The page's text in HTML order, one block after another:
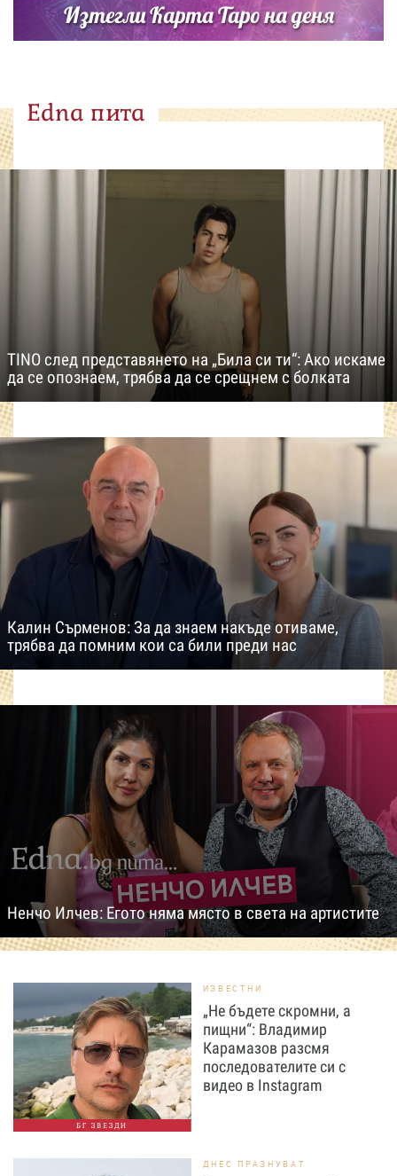
Изтегли Карта Таро на деня
Edna пита
TINO след представянето на „Била си ти“: Ако искаме
да се опознаем, трябва да се срещнем с болката
Калин Сърменов: За да знаем накъде отиваме,
трябва да помним кои са били преди нас
Ненчо Илчев: Егото няма място в света на артистите
БГ ЗВЕЗДИ
ИЗВЕСТНИ
„Не бъдете скромни, а
пищни“: Владимир
Карамазов разсмя
последователите си с
видео в Instagram
ДНЕС ПРАЗНУВАТ